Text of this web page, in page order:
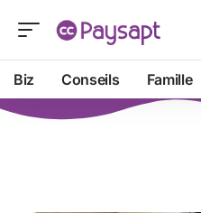
Biz Conseils Famille